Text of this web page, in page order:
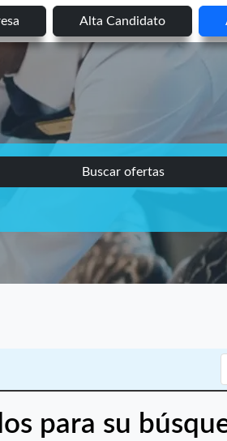
Alta Candidato
Buscar ofertas
para su